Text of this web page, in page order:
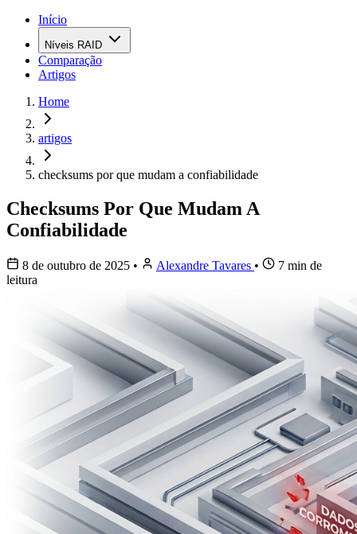
Início
Níveis RAID
Comparação
Artigos
Home
artigos
checksums por que mudam a confiabilidade
Checksums Por Que Mudam A
Confiabilidade
8 de outubro de 2025 • Alexandre Tavares •
7 min de
leitura